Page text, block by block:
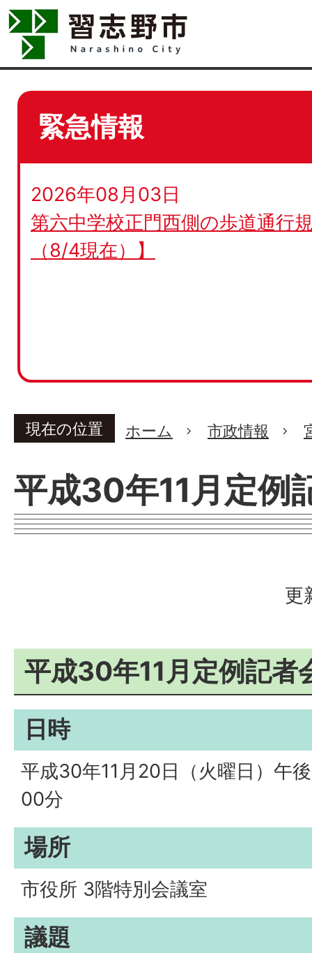
緊急情報
2026年08月03日
第六中学校正門西側の歩道通行
（8/4現在）】
現在の位置 ホーム 市政情報
平成30年11月定例
更
平成30年11月定例記者
日時
平成30年11月20日（火曜日）午
00分
場所
市役所 3階特別会議室
議題